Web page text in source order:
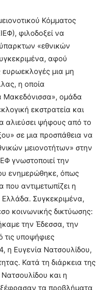
Κόμματος
φιλοδοξεί να
«εθνικών
αφού
ευρωεκλογές μια μη
η οποία
Μακεδόνισσα», ομάδα
εκστρατεία και
αλιεύσει ψήφους από το
σε μια προσπάθεια να
μειονοτήτων» στην
γνωστοποιεί την
ενημερώθηκε, όπως
αντιμετωπίζει η
Ελλάδα. Συγκεκριμένα,
κοινωνικής δικτύωσης:
την Έδεσσα, την
τις υποψήφιες
η Ευγενία Νατσουλίδου,
Κατά τη διάρκεια της
και η
τα προβλήματα